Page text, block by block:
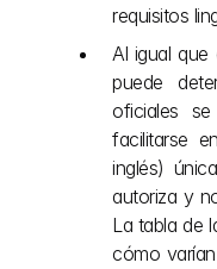
requisitos
Al igual que
puede
oficiales
facilitarse
inglés)
autoriza y
La tabla de
cómo